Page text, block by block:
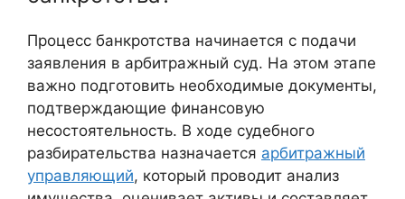
Процесс банкротства начинается с подачи
заявления в арбитражный суд. На этом этапе
важно подготовить необходимые документы,
подтверждающие финансовую
несостоятельность. В ходе судебного
разбирательства назначается арбитражный
управляющий, который проводит анализ